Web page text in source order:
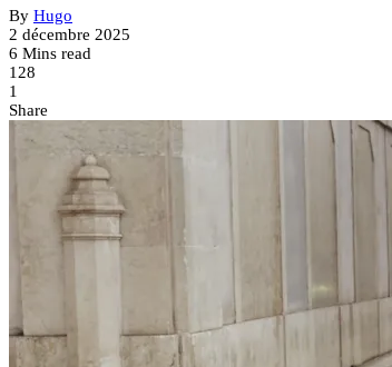
By Hugo
2 décembre 2025
6 Mins read
128
1
Share